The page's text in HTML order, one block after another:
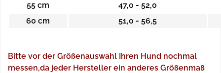
55 cm
47,0 - 52,0
60 cm
51,0 - 56,5
Bitte vor der Größenauswahl Ihren Hund nochmal
messen,da jeder Hersteller ein anderes Größenmaß